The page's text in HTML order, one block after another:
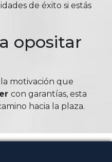
de éxito si estás
opositar
motivación que
con garantías, esta
hacia la plaza.